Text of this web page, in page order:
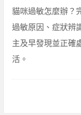
貓咪過敏怎麼辦？
過敏原因、症狀辨
主及早發現並正確
活。